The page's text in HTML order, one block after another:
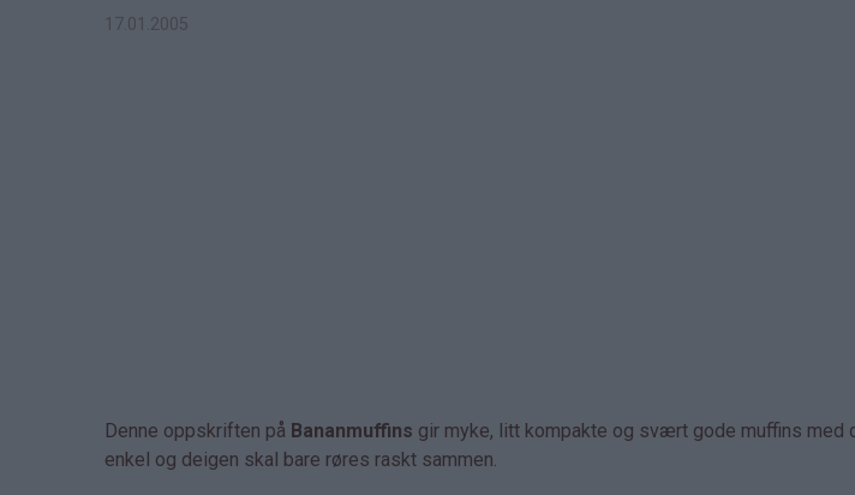
17.01.2005
Denne oppskriften på Bananmuffins gir myke, litt kompakte og svært gode muffins med
enkel og deigen skal bare røres raskt sammen.